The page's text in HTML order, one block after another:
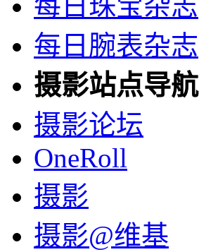
每日腕表杂志
摄影站点导航
摄影论坛
OneRoll
摄影
摄影@维基